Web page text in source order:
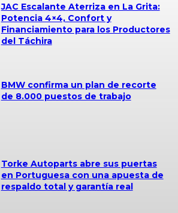
JAC Escalante Aterriza en La Grita:
Potencia 4×4, Confort y
Financiamiento para los Productores
del Táchira
BMW confirma un plan de recorte
de 8.000 puestos de trabajo
Torke Autoparts abre sus puertas
en Portuguesa con una apuesta de
respaldo total y garantía real